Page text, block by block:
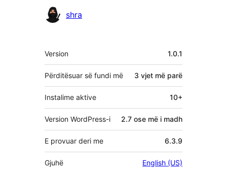
Kontribues
shra
Të
tjera
Version 1.0.1
Përditësuar së fundi më 3 vjet më parë
Instalime aktive 10+
Version WordPress-i 2.7 ose më i madh
E provuar deri me 6.3.9
Gjuhë English (US)